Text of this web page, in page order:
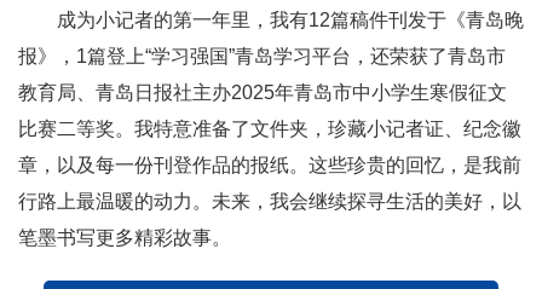
成为小记者的第一年里，我有12篇稿件刊发于《青岛晚
报》，1篇登上“学习强国”青岛学习平台，还荣获了青岛市
教育局、青岛日报社主办2025年青岛市中小学生寒假征文
比赛二等奖。我特意准备了文件夹，珍藏小记者证、纪念徽
章，以及每一份刊登作品的报纸。这些珍贵的回忆，是我前
行路上最温暖的动力。未来，我会继续探寻生活的美好，以
笔墨书写更多精彩故事。